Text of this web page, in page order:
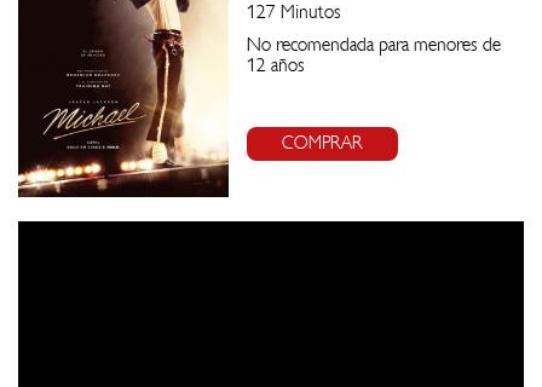
127 Minutos
No recomendada para menores de
12 años
COMPRAR